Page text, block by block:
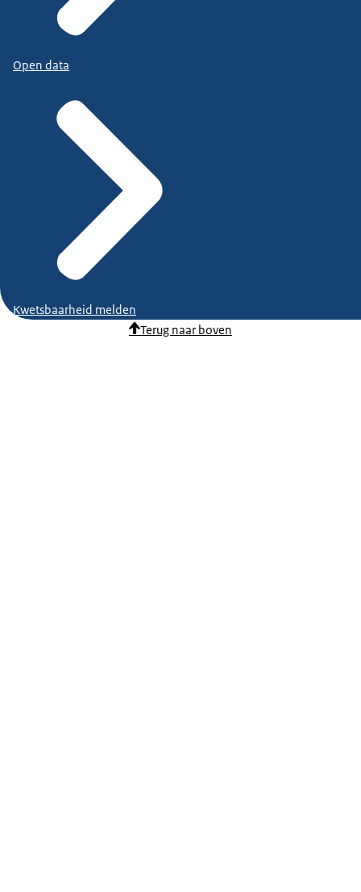
Open data
Kwetsbaarheid melden
Terug naar boven